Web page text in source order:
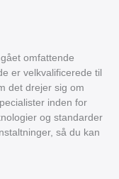
omfattende
er velkvalificerede til
det drejer sig om
inden for
og standarder
så du kan